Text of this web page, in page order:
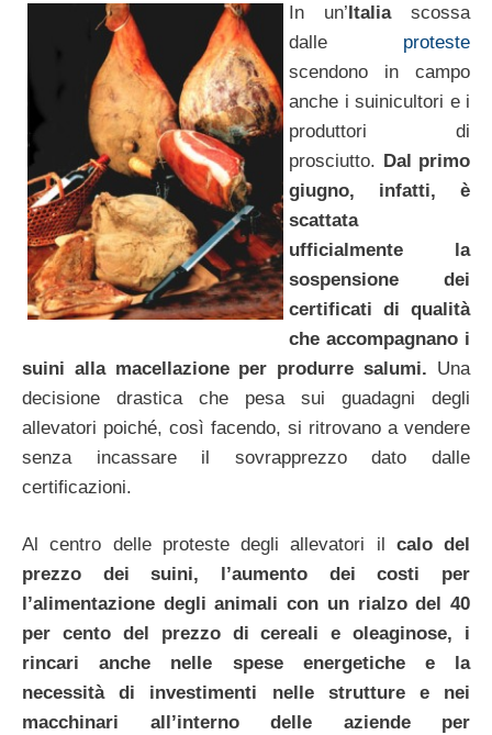
In un’Italiascossa
dalle proteste
scendono in campo
anche i suinicultori e i
produttori di
prosciutto. Dal primo
giugno, infatti, è
scattata
ufficialmente la
sospensione dei
certificati di qualità
che accompagnano i
suini alla macellazione per produrre salumi. Una
decisione drastica che pesa sui guadagni degli
allevatori poiché, così facendo, si ritrovano a vendere
senza incassare il sovrapprezzo dato dalle
certificazioni.
Al centro delle proteste degli allevatori il calo del
prezzo dei suini, l’aumento dei costi per
l’alimentazione degli animali con un rialzo del 40
per cento del prezzo di cereali e oleaginose, i
rincari anche nelle spese energetiche e la
necessità di investimenti nelle strutture e nei
macchinari all’interno delle aziende per